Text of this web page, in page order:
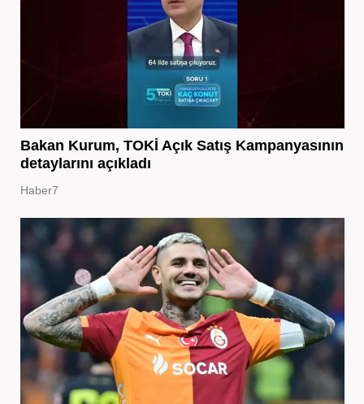
Bakan Kurum, TOKİ Açık Satış Kampanyasının
detaylarını açıkladı
Haber7